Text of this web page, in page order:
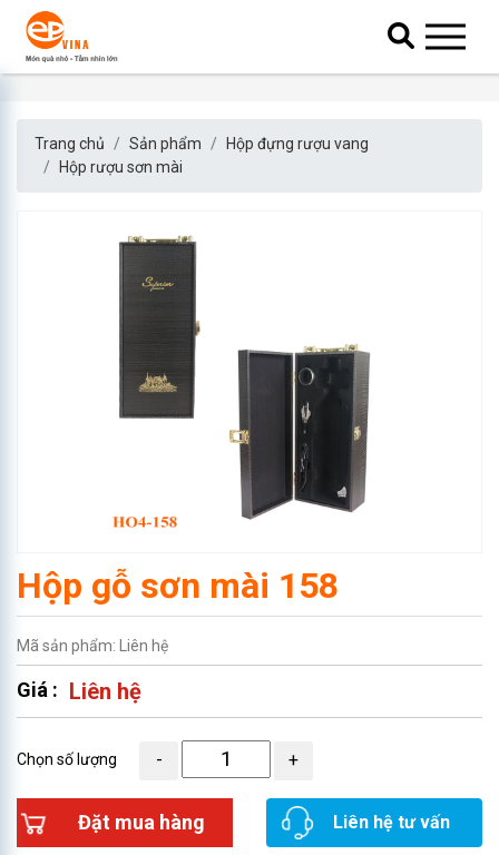
Trang chủ Sản phẩm
Hộp đựng rượu vang
Hộp rượu sơn mài
Hộp gỗ sơn mài 158
Mã sản phẩm: Liên hệ
Giá : Liên hệ
Chọn số lượng
Đặt mua hàng Liên hệ tư vấn